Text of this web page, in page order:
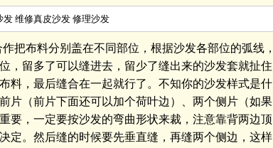
维修真皮沙发 修理沙发
把布料分别盖在不同部位，根据沙发各部位的弧线，
，留多了可以缝进去，留少了缝出来的沙发套就扯住
料，最后缝合在一起就行了。不知你的沙发样式是什
片（前片下面还可以加个荷叶边）、两个侧片（如果
要，一定要按沙发的弯曲形状来裁，注意靠背两边顶
定。然后缝的时候要先垂直缝，再缝两个侧边，这样